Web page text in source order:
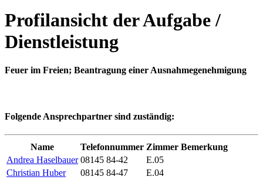
Profilansicht der Aufgabe /
Dienstleistung
Feuer im Freien; Beantragung einer Ausnahmegenehmigung
Folgende Ansprechpartner sind zuständig:
Name Telefonnummer Zimmer Bemerkung
Andrea Haselbauer 08145 84-42
E.05
Christian Huber
08145 84-47 E.04